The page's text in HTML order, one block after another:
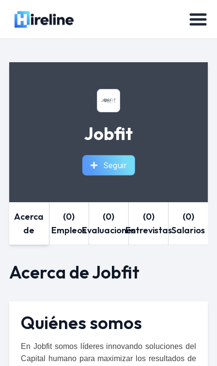
Jobfit
Seguir
Acerca
de
(0)
Empleos
(0)
Evaluaciones
(0)
Entrevistas
(0)
Salarios
Acerca de Jobfit
Quiénes somos
En Jobfit somos líderes innovando soluciones del
Capital humano para maximizar los resultados de